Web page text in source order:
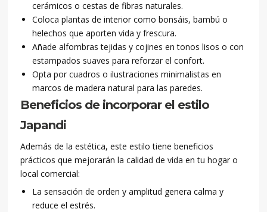
cerámicos o cestas de fibras naturales.
Coloca plantas de interior como bonsáis, bambú o
helechos que aporten vida y frescura.
Añade alfombras tejidas y cojines en tonos lisos o con
estampados suaves para reforzar el confort.
Opta por cuadros o ilustraciones minimalistas en
marcos de madera natural para las paredes.
Beneficios de incorporar el estilo
Japandi
Además de la estética, este estilo tiene beneficios
prácticos que mejorarán la calidad de vida en tu hogar o
local comercial:
La sensación de orden y amplitud genera calma y
reduce el estrés.